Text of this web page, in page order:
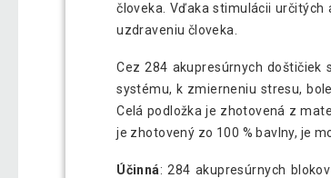
človeka. Vďaka stimulácii
uzdraveniu človeka.
Cez 284 akupresúrnych doštičiek
systému, k zmierneniu stresu,
Celá podložka je zhotovená z
je zhotovený zo 100 % bavlny, je
Účinná: 284 akupresúrnych